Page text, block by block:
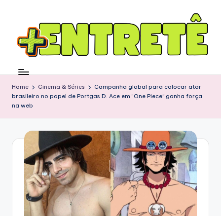
Home Cinema & Séries
Campanha global para colocar ator
brasileiro no papel de Portgas D. Ace em “One Piece” ganha força
na web